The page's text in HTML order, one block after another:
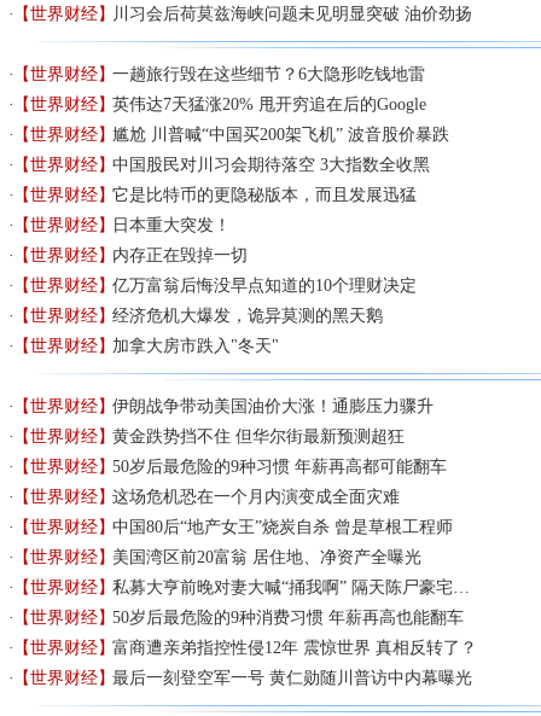
【世界财经】 川习会后荷莫兹海峡问题未见明显突破 油价劲扬
【世界财经】一趟旅行毁在这些细节？6大隐形吃钱地雷
【世界财经】英伟达7天猛涨20% 甩开穷追在后的Google
【世界财经】尴尬 川普喊“中国买200架飞机” 波音股价暴跌
【世界财经】中国股民对川习会期待落空 3大指数全收黑
【世界财经】它是比特币的更隐秘版本，而且发展迅猛
【世界财经】 日本重大突发！
【世界财经】内存正在毁掉一切
【世界财经】亿万富翁后悔没早点知道的10个理财决定
【世界财经】经济危机大爆发，诡异莫测的黑天鹅
【世界财经】加拿大房市跌入"冬天"
【世界财经】伊朗战争带动美国油价大涨！通膨压力骤升
【世界财经】黄金跌势挡不住 但华尔街最新预测超狂
【世界财经】50岁后最危险的9种习惯 年薪再高都可能翻车
【世界财经】这场危机恐在一个月内演变成全面灾难
【世界财经】中国80后“地产女王”烧炭自杀 曾是草根工程师
【世界财经】美国湾区前20富翁 居住地、净资产全曝光
【世界财经】私募大亨前晚对妻大喊“捅我啊” 隔天陈尸豪宅…
【世界财经】50岁后最危险的9种消费习惯 年薪再高也能翻车
【世界财经】富商遭亲弟指控性侵12年 震惊世界 真相反转了？
【世界财经】最后一刻登空军一号 黄仁勋随川普访中内幕曝光